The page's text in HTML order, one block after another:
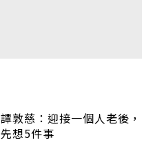
譚敦慈：迎接一個人老後，
先想5件事